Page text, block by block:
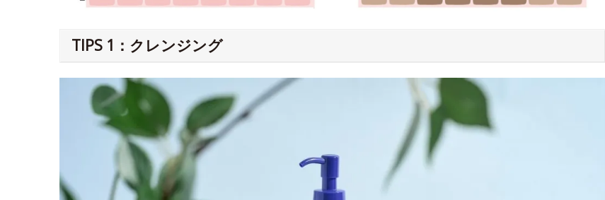
TIPS 1：クレンジング